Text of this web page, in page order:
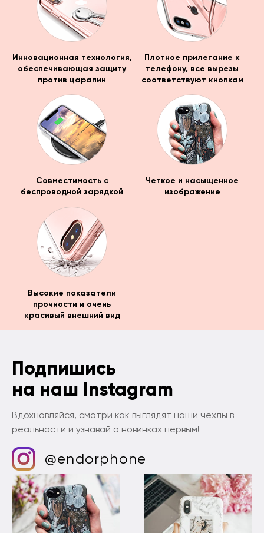
Инновационная технология,
обеспечивающая защиту
против царапин
Плотное прилегание к
телефону, все вырезы
соответствуют кнопкам
Совместимость с
беспроводной зарядкой
Четкое и насыщенное
изображение
Высокие показатели
прочности и очень
красивый внешний вид
Подпишись
на наш Instagram
Вдохновляйся, смотри как выглядят наши чехлы в
реальности и узнавай о новинках первым!
@endorphone